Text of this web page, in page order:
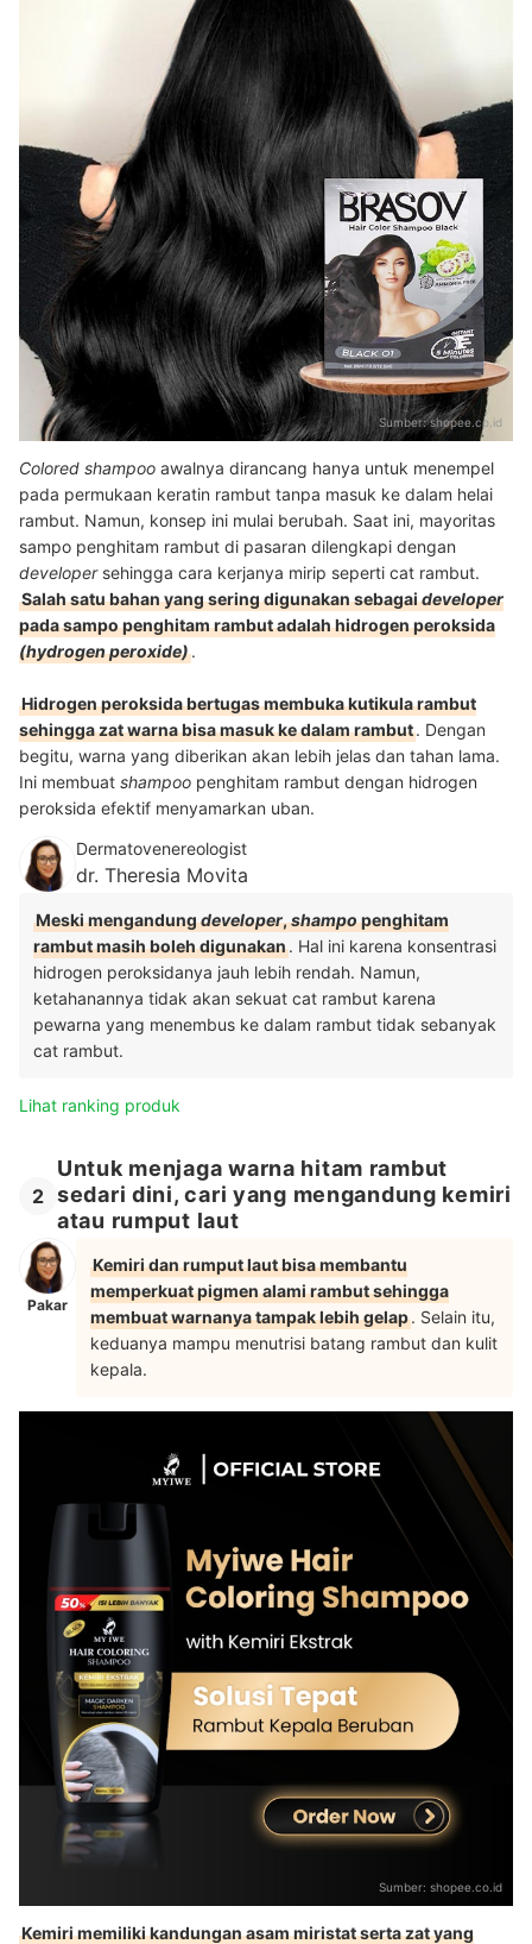
Sumber:shopee.co.id
Colored shampoo awalnya dirancang hanya untuk menempel
pada permukaan keratin rambut tanpa masuk ke dalam helai
rambut. Namun, konsep ini mulai berubah. Saat ini, mayoritas
sampo penghitam rambut di pasaran dilengkapi dengan
developer sehingga cara kerjanya mirip seperti cat rambut.
Salah satu bahan yang sering digunakan sebagaideveloper
pada sampo penghitam rambut adalah hidrogen peroksida
(hydrogen peroxide).
Hidrogen peroksida bertugas membuka kutikula rambut
sehingga zat warna bisa masuk ke dalam rambut. Dengan
begitu, warna yang diberikan akan lebih jelas dan tahan lama.
Ini membuat shampoo penghitam rambut dengan hidrogen
peroksida efektif menyamarkan uban.
Dermatovenereologist
dr. Theresia Movita
Meski mengandungdeveloper,shampopenghitam
rambut masih boleh digunakan. Hal ini karena konsentrasi
hidrogen peroksidanya jauh lebih rendah. Namun,
ketahanannya tidak akan sekuat cat rambut karena
pewarna yang menembus ke dalam rambut tidak sebanyak
cat rambut.
Lihat ranking produk
2
Untuk menjaga warna hitam rambut
sedari dini, cari yang mengandung kemiri
atau rumput laut
Pakar
Kemiri dan rumput laut bisa membantu
memperkuat pigmen alami rambut sehingga
membuat warnanya tampak lebih gelap. Selain itu,
keduanya mampu menutrisi batang rambut dan kulit
kepala.
Sumber: shopee.co.id
Kemiri memiliki kandungan asam miristat serta zat yang